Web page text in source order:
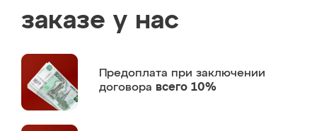
заказе у нас
Предоплата при заключении
договора всего 10%